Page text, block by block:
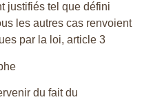
justifiés tel que défini
les autres cas renvoient
par la loi, article 3
du fait du